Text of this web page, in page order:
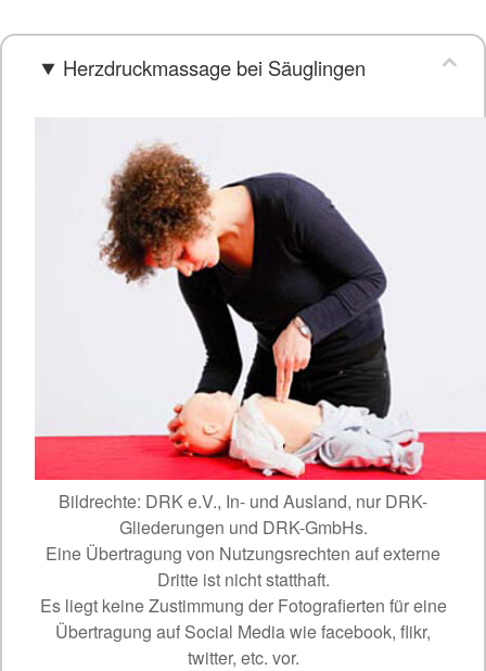
Herzdruckmassage bei Säuglingen
Bildrechte: DRK e.V., In- und Ausland, nur DRK-
Gliederungen und DRK-GmbHs.
Eine Übertragung von Nutzungsrechten auf externe
Dritte ist nicht statthaft.
Es liegt keine Zustimmung der Fotografierten für eine
Übertragung auf Social Media wie facebook, flikr,
twitter, etc. vor.